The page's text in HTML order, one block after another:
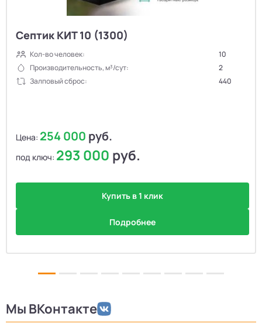
Септик КИТ 10 (1300)
Кол-во человек:
10
Производительность, м³/сут:
2
Залповый сброс:
440
Цена: 254 000 руб.
под ключ: 293 000 руб.
Купить в 1 клик
Подробнее
Мы ВКонтакте